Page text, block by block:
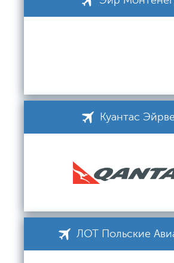
Куантас
ЛОТ Польские